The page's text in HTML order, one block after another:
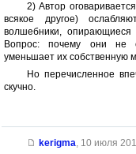
2) Автор
всякое другое)
волшебники, опирающиеся
Вопрос: почему они не
уменьшает их собственную
Но перечисленное
скучно.
kerigma, 10 июля